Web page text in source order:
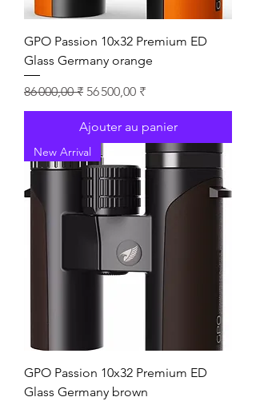
GPO Passion 10x32 Premium ED
Glass Germany orange
Prix original
86 000,00 ₹ Prix promotionnel
56 500,00 ₹
Ajouter au panier
New Arrival
GPO Passion 10x32 Premium ED
Glass Germany brown